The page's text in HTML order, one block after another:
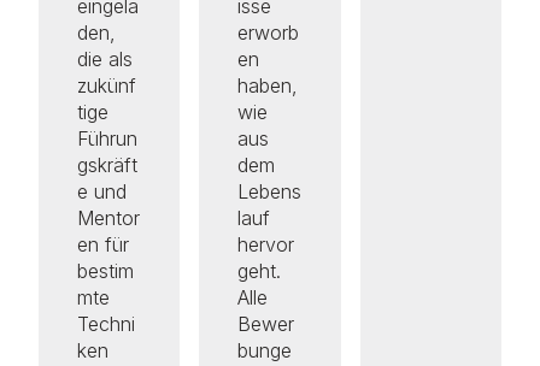
eingela
den,
die als
zukünf
tige
Führun
gskräft
e und
Mentor
en für
bestim
mte
Techni
ken
isse
erworb
en
haben,
wie
aus
dem
Lebens
lauf
hervor
geht.
Alle
Bewer
bunge